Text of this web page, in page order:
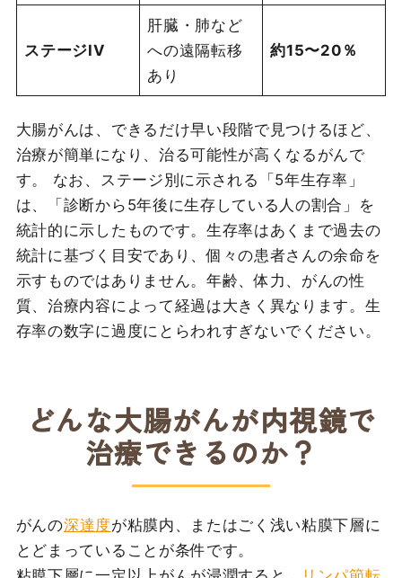
ステージIV
肝臓・肺など
への遠隔転移
あり
約15〜20％
大腸がんは、できるだけ早い段階で見つけるほど、
治療が簡単になり、治る可能性が高くなるがんで
す。 なお、ステージ別に示される「5年生存率」
は、「診断から5年後に生存している人の割合」を
統計的に示したものです。生存率はあくまで過去の
統計に基づく目安であり、個々の患者さんの余命を
示すものではありません。年齢、体力、がんの性
質、治療内容によって経過は大きく異なります。生
存率の数字に過度にとらわれすぎないでください。
どんな大腸がんが内視鏡で
治療できるのか？
がんの深達度が粘膜内、またはごく浅い粘膜下層に
とどまっていることが条件です。